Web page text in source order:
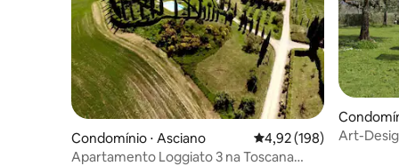
Condomínio ⋅ Asciano 4,92 de uma avaliação
4,92 (198)
Apartamento Loggiato 3 na Toscana
Art-